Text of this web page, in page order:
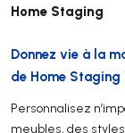
Home Staging
Donnez vie à la
de Home
Personnalisez
meubles, des